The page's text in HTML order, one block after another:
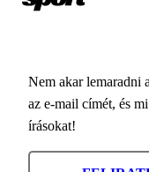
Nem akar lemaradni
az e-mail címét, és
írásokat!